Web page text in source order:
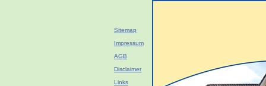
Sitemap
Impressum
AGB
Disclaimer
Links